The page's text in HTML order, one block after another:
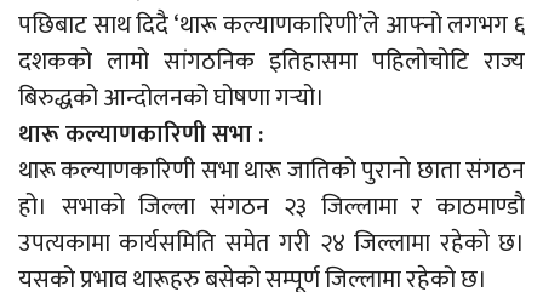
पछिबाट साथ दिदै ‘थारू कल्याणकारिणी’ले आफ्नो लगभग ६
दशकको लामो सांगठनिक इतिहासमा पहिलोचोटि राज्य
बिरुद्धको आन्दोलनको घोषणा गर्‍यो।
थारू कल्याणकारिणी सभा :
थारू कल्याणकारिणी सभा थारू जातिको पुरानो छाता संगठन
हो। सभाको जिल्ला संगठन २३ जिल्लामा र काठमाण्डौ
उपत्यकामा कार्यसमिति समेत गरी २४ जिल्लामा रहेको छ।
यसको प्रभाव थारूहरु बसेको सम्पूर्ण जिल्लामा रहेको छ।